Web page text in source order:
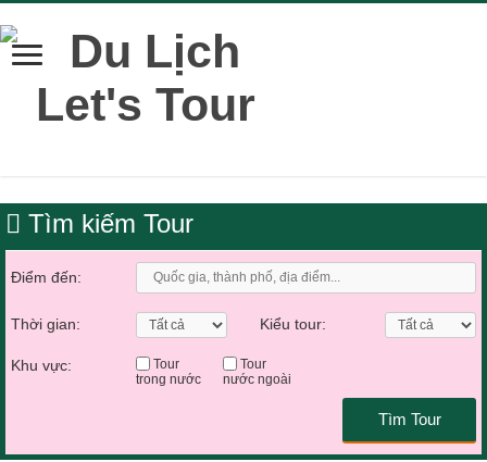
Tìm kiếm Tour
Điểm đến:
Thời gian: Kiểu tour:
Khu vực:
Tour
trong nước
Tour
nước ngoài
Tìm Tour